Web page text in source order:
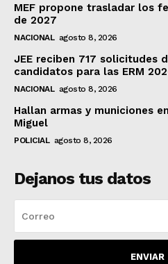
MEF propone trasladar los
de 2027
NACIONAL agosto 8, 2026
JEE reciben 717 solicitudes
candidatos para las ERM
NACIONAL agosto 8, 2026
Hallan armas y municiones
Miguel
POLICIAL agosto 8, 2026
Dejanos tus datos
ENVIAR